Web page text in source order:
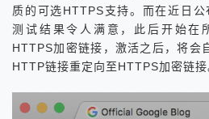
质的可选HTTPS支持。而在近日
测试结果令人满意，此后开始在
HTTPS加密链接，激活之后，将会
HTTP链接重定向至HTTPS加密链接